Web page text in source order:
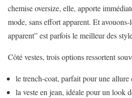
chemise oversize, elle, apporte
mode, sans effort apparent. Et
apparent” est parfois le meilleur des
Côté vestes, trois options ressortent
le trench-coat, parfait pour une allure
la veste en jean, idéale pour un look